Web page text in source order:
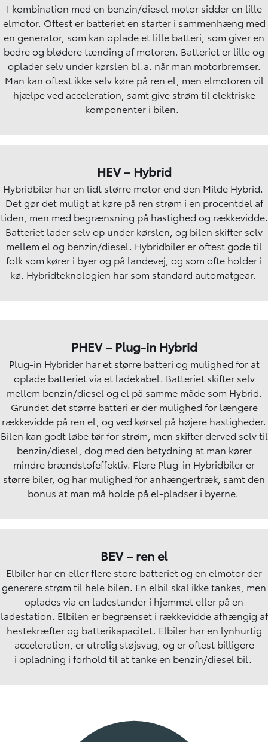
I kombination med en benzin/diesel motor sidder en lille
elmotor. Oftest er batteriet en starter i sammenhæng med
en generator, som kan oplade et lille batteri, som giver en
bedre og blødere tænding af motoren. Batteriet er lille og
oplader selv under kørslen bl.a. når man motorbremser.
Man kan oftest ikke selv køre på ren el, men elmotoren vil
hjælpe ved acceleration, samt give strøm til elektriske
komponenter i bilen.
HEV – Hybrid
Hybridbiler har en lidt større motor end den Milde Hybrid.
Det gør det muligt at køre på ren strøm i en procentdel af
tiden, men med begrænsning på hastighed og rækkevidde.
Batteriet lader selv op under kørslen, og bilen skifter selv
mellem el og benzin/diesel. Hybridbiler er oftest gode til
folk som kører i byer og på landevej, og som ofte holder i
kø. Hybridteknologien har som standard automatgear.
PHEV – Plug-in Hybrid
Plug-in Hybrider har et større batteri og mulighed for at
oplade batteriet via et ladekabel. Batteriet skifter selv
mellem benzin/diesel og el på samme måde som Hybrid.
Grundet det større batteri er der mulighed for længere
rækkevidde på ren el, og ved kørsel på højere hastigheder.
Bilen kan godt løbe tør for strøm, men skifter derved selv til
benzin/diesel, dog med den betydning at man kører
mindre brændstofeffektiv. Flere Plug-in Hybridbiler er
større biler, og har mulighed for anhængertræk, samt den
bonus at man må holde på el-pladser i byerne.
BEV – ren el
Elbiler har en eller flere store batteriet og en elmotor der
generere strøm til hele bilen. En elbil skal ikke tankes, men
oplades via en ladestander i hjemmet eller på en
ladestation. Elbilen er begrænset i rækkevidde afhængig af
hestekræfter og batterikapacitet. Elbiler har en lynhurtig
acceleration, er utrolig støjsvag, og er oftest billigere
i opladning i forhold til at tanke en benzin/diesel bil.